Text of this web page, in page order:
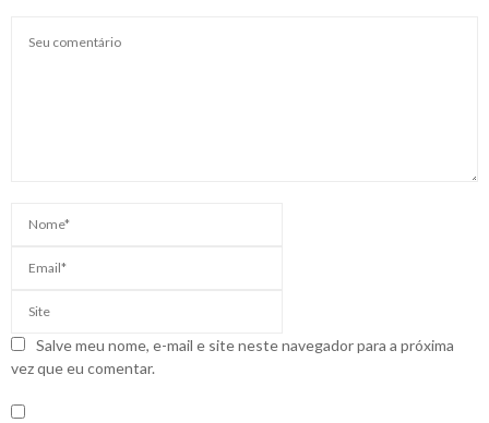
Salve meu nome, e-mail e site neste navegador para a próxima
vez que eu comentar.